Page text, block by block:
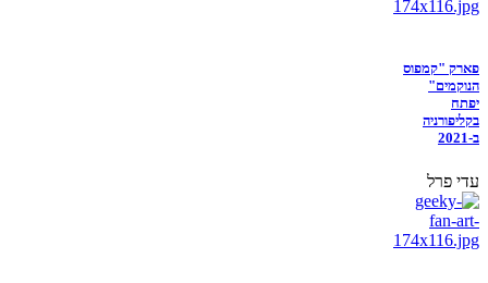
פארק "קמפוס
הנוקמים"
יפתח
בקליפורניה
ב-2021
עדי פרל